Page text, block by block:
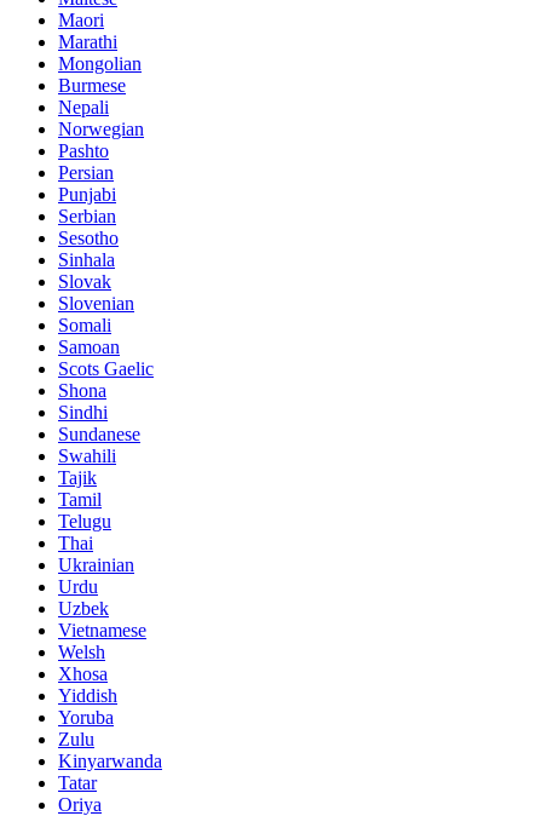
Maori
Marathi
Mongolian
Burmese
Nepali
Norwegian
Pashto
Persian
Punjabi
Serbian
Sesotho
Sinhala
Slovak
Slovenian
Somali
Samoan
Scots Gaelic
Shona
Sindhi
Sundanese
Swahili
Tajik
Tamil
Telugu
Thai
Ukrainian
Urdu
Uzbek
Vietnamese
Welsh
Xhosa
Yiddish
Yoruba
Zulu
Kinyarwanda
Tatar
Oriya